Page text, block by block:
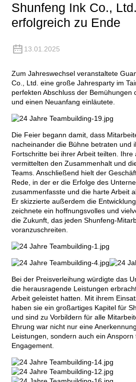
Shunfeng Ink Co.,
erfolgreich zu Ende
13.01.2025
Zum Jahreswechsel veranstaltete
Co., Ltd. eine große Jahresparty im
perfekten Abschluss der Bemühungen
und einen Neuanfang einläutete.
Die Feier begann damit, dass
nacheinander die Bühne betraten und
Fortschritte bei ihrer Arbeit teilten. Ihre
vermittelten den Zusammenhalt und
Teams. Anschließend hielt der
Rede, in der er die Erfolge des
zusammenfasste und die harte Arbeit
Er skizzierte außerdem die
zeichnete ein hoffnungsvolles und
die Zukunft, das jeden Shunfeng-
voranzuschreiten.
Bei der Preisverleihung würdigte das
die herausragende Leistungen
Arbeit geleistet hatten. Mit ihrem
haben sie ein großartiges Kapitel für
und sind zu Vorbildern für alle
Ehrung war nicht nur eine
Leistungen, sondern auch ein
Engagement.